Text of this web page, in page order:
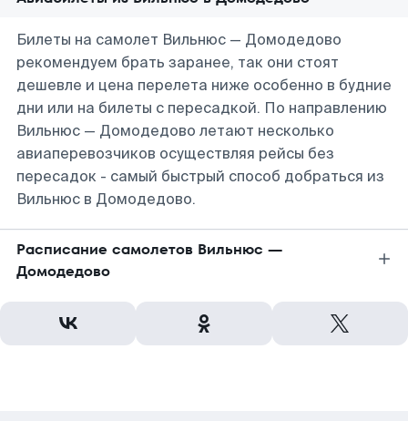
Билеты на самолет Вильнюс — Домодедово
рекомендуем брать заранее, так они стоят
дешевле и цена перелета ниже особенно в будние
дни или на билеты с пересадкой. По направлению
Вильнюс — Домодедово летают несколько
авиаперевозчиков осуществляя рейсы без
пересадок - самый быстрый способ добраться из
Вильнюс в Домодедово.
Расписание самолетов Вильнюс —
Домодедово